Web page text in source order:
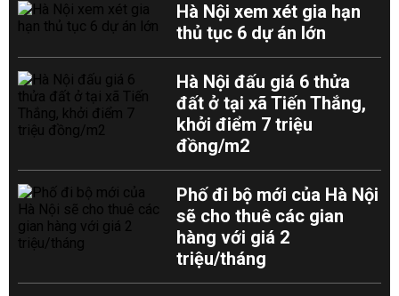
Hà Nội xem xét gia hạn
thủ tục 6 dự án lớn
Hà Nội đấu giá 6 thửa
đất ở tại xã Tiến Thắng,
khởi điểm 7 triệu
đồng/m2
Phố đi bộ mới của Hà Nội
sẽ cho thuê các gian
hàng với giá 2
triệu/tháng